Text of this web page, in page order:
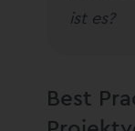
ist es?
Best